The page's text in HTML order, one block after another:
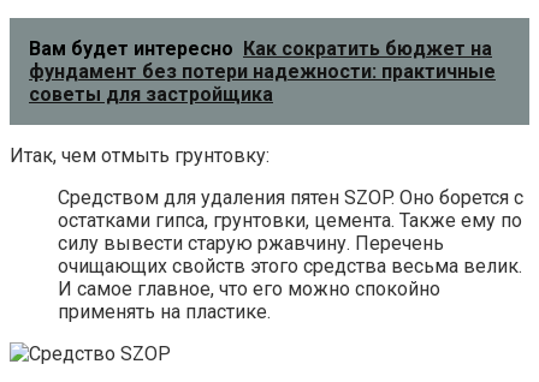
Вам будет интересно Как сократить бюджет на
фундамент без потери надежности: практичные
советы для застройщика
Итак, чем отмыть грунтовку:
Средством для удаления пятен SZOP. Оно борется с
остатками гипса, грунтовки, цемента. Также ему по
силу вывести старую ржавчину. Перечень
очищающих свойств этого средства весьма велик.
И самое главное, что его можно спокойно
применять на пластике.